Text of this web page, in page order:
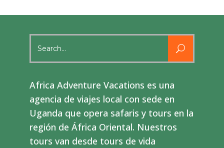
for:
Africa Adventure Vacations es una
agencia de viajes local con sede en
Uganda que opera safaris y tours en la
región de África Oriental. Nuestros
tours van desde tours de vida